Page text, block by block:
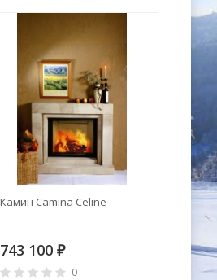
Камин Camina Celine
743 100₽
0